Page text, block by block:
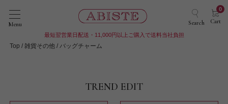
Menu Search Cart
0
最短翌営業日配送・11,000円以上ご購入で送料当社負担
Top 雑貨その他 バッグチャーム
TREND EDIT